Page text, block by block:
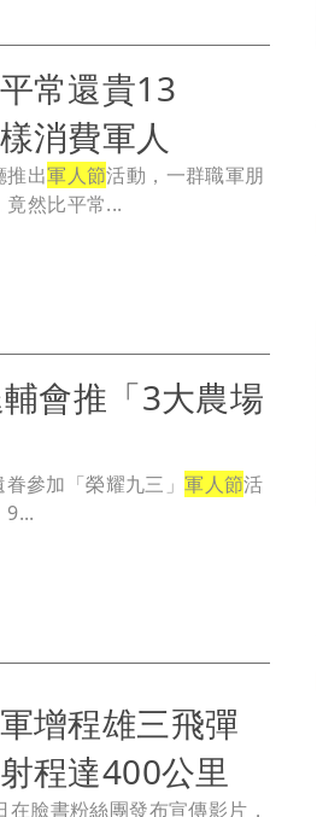
常還貴13
消費軍人
推出軍人節活動，一群職軍朋
然比平常...
會推「3大農場
參加「榮耀九三」軍人節活
500元。 四、9...
增程雄三飛彈
程達400公里
臉書粉絲團發布宣傳影片，